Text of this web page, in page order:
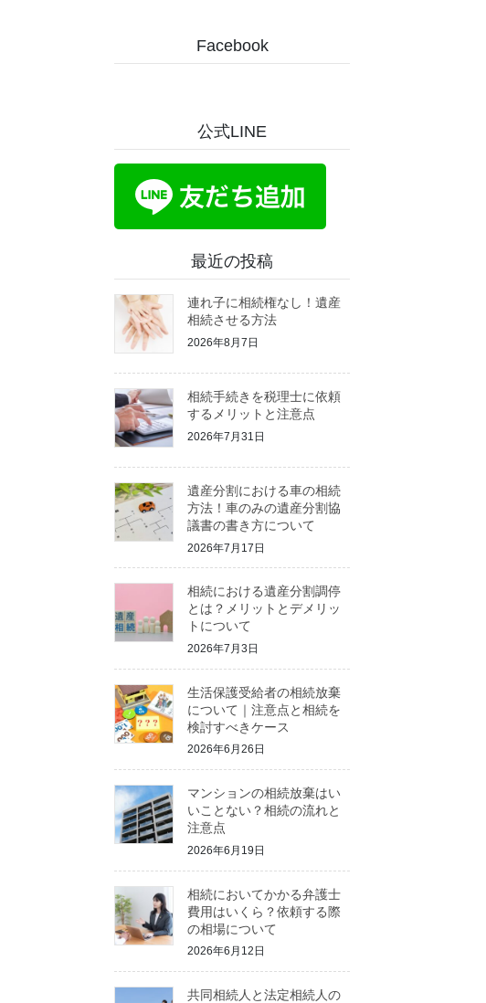
Facebook
公式LINE
最近の投稿
連れ子に相続権なし！遺産
相続させる方法
2026年8月7日
相続手続きを税理士に依頼
するメリットと注意点
2026年7月31日
遺産分割における車の相続
方法！車のみの遺産分割協
議書の書き方について
2026年7月17日
相続における遺産分割調停
とは？メリットとデメリッ
トについて
2026年7月3日
生活保護受給者の相続放棄
について｜注意点と相続を
検討すべきケース
2026年6月26日
マンションの相続放棄はい
いことない？相続の流れと
注意点
2026年6月19日
相続においてかかる弁護士
費用はいくら？依頼する際
の相場について
2026年6月12日
共同相続人と法定相続人の